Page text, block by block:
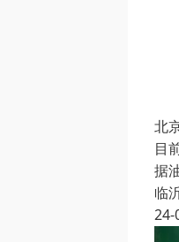
北
目
据
临
24-